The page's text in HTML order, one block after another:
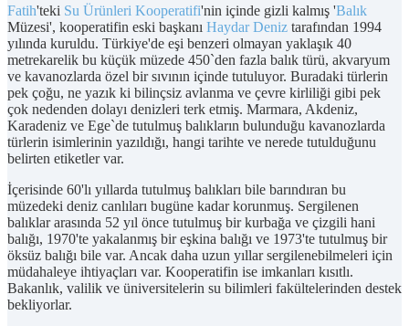
Fatih'teki Su Ürünleri Kooperatifi'nin içinde gizli kalmış 'Balık
Müzesi', kooperatifin eski başkanı Haydar Deniz tarafından 1994
yılında kuruldu. Türkiye'de eşi benzeri olmayan yaklaşık 40
metrekarelik bu küçük müzede 450`den fazla balık türü, akvaryum
ve kavanozlarda özel bir sıvının içinde tutuluyor. Buradaki türlerin
pek çoğu, ne yazık ki bilinçsiz avlanma ve çevre kirliliği gibi pek
çok nedenden dolayı denizleri terk etmiş. Marmara, Akdeniz,
Karadeniz ve Ege`de tutulmuş balıkların bulunduğu kavanozlarda
türlerin isimlerinin yazıldığı, hangi tarihte ve nerede tutulduğunu
belirten etiketler var.
İçerisinde 60'lı yıllarda tutulmuş balıkları bile barındıran bu
müzedeki deniz canlıları bugüne kadar korunmuş. Sergilenen
balıklar arasında 52 yıl önce tutulmuş bir kurbağa ve çizgili hani
balığı, 1970'te yakalanmış bir eşkina balığı ve 1973'te tutulmuş bir
öksüz balığı bile var. Ancak daha uzun yıllar sergilenebilmeleri için
müdahaleye ihtiyaçları var. Kooperatifin ise imkanları kısıtlı.
Bakanlık, valilik ve üniversitelerin su bilimleri fakültelerinden destek
bekliyorlar.